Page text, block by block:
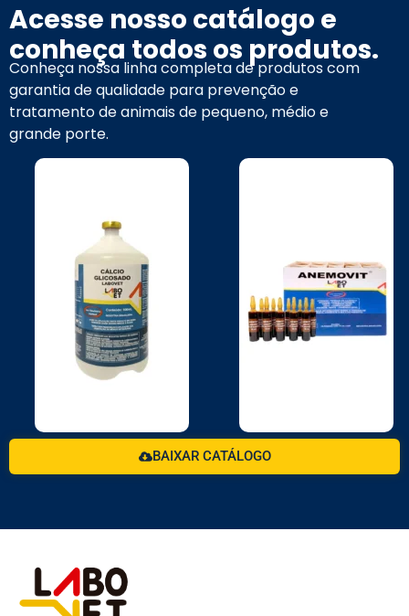
Acesse nosso catálogo e
conheça todos os produtos.
Conheça nossa linha completa de produtos com
garantia de qualidade para prevenção e
tratamento de animais de pequeno, médio e
grande porte.
BAIXAR CATÁLOGO